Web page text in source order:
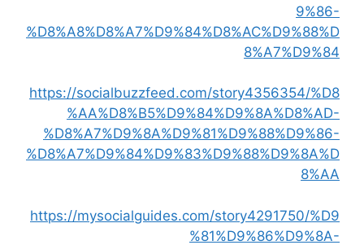
9%86-
%D8%A8%D8%A7%D9%84%D8%AC%D9%88%D
8%A7%D9%84
https://socialbuzzfeed.com/story4356354/%D8
%AA%D8%B5%D9%84%D9%8A%D8%AD-
%D8%A7%D9%8A%D9%81%D9%88%D9%86-
%D8%A7%D9%84%D9%83%D9%88%D9%8A%D
8%AA
https://mysocialguides.com/story4291750/%D9
%81%D9%86%D9%8A-